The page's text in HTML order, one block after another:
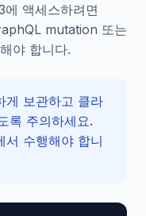
액세스하려면
mutation 또는
야 합니다.
보관하고 클라
록 주의하세요.
서 수행해야 합니